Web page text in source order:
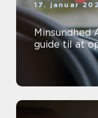
17. januar
Minsundhed
guide til at